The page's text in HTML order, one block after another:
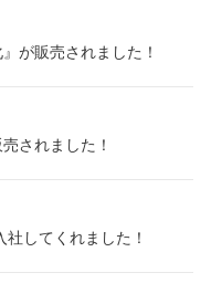
が販売されました！
されました！
してくれました！